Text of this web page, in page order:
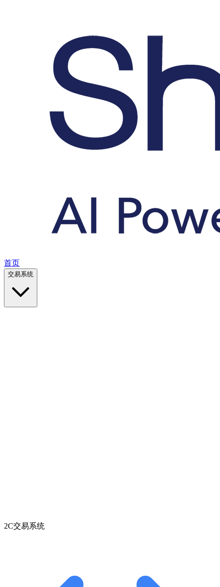
首页
交易系统
2C交易系统